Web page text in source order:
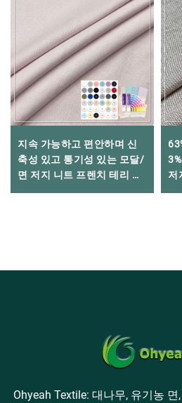
지속 가능하고 편안하며 신
축성 있고 통기성 있는 모달/
면 저지 니트 프렌치 테리 원
단 - 유아복용
저
및
Ohyeah Textile: 대나무, 유기농